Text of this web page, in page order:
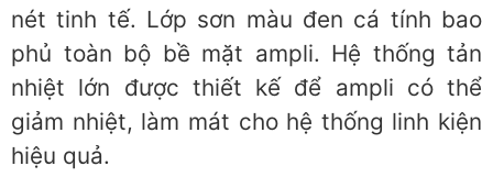
nét tinh tế. Lớp sơn màu đen cá tính bao
phủ toàn bộ bề mặt ampli. Hệ thống tản
nhiệt lớn được thiết kế để ampli có thể
giảm nhiệt, làm mát cho hệ thống linh kiện
hiệu quả.